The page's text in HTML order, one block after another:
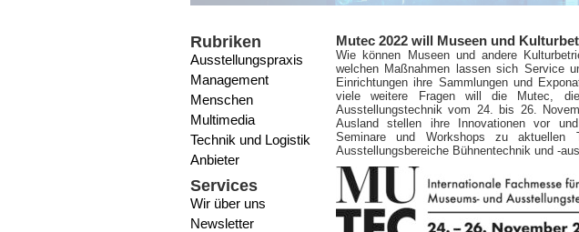
Rubriken
Ausstellungspraxis
Management
Menschen
Multimedia
Technik und Logistik
Anbieter
Services
Wir über uns
Newsletter
Mutec 2022 will Museen und
Wie können Museen und andere
welchen Maßnahmen lassen sich Service
Einrichtungen ihre Sammlungen und
viele weitere Fragen will die Mutec,
Ausstellungstechnik vom 24. bis 26.
Ausland stellen ihre Innovationen vor
Seminare und Workshops zu
Ausstellungsbereiche Bühnentechnik und -